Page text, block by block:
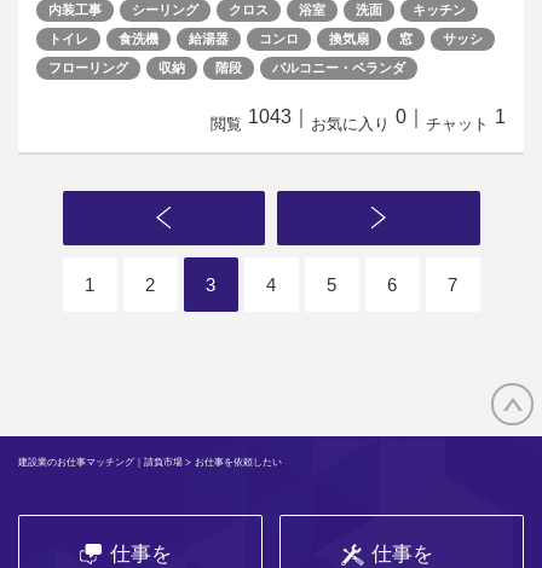
内装工事
シーリング クロス 浴室 洗面
キッチン
トイレ
食洗機 給湯器 コンロ 換気扇 窓
サッシ
フローリング
収納 階段 バルコニー・ベランダ
閲覧 1043 お気に入り 0 チャット 1
1 2 3 4 5 6 7
建設業のお仕事マッチング｜請負市場 > お仕事を依頼したい
仕事を
仕事を